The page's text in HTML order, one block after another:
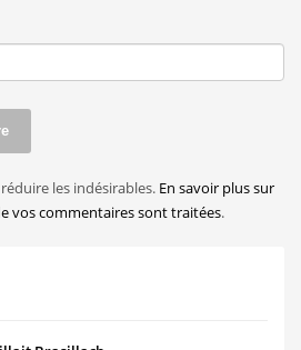
les indésirables. En savoir plus sur
vos commentaires sont traitées.